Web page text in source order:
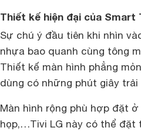
Thiết kế hiện đại của Smart
Sự chú ý đầu tiên khi nhìn
nhựa bao quanh cùng tông
Thiết kế màn hình phẳng
dùng có những phút giây
Màn hình rộng phù hợp đặt
họp,…Tivi LG này có thể đặt